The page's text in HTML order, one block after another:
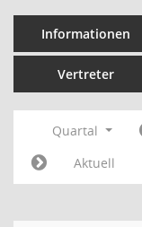
Informationen
Vertreter
Quartal
Aktuell